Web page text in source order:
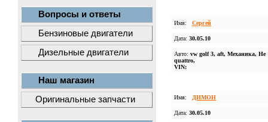
Вопросы и ответы
Бензиновые двигатели
Дизельные двигатели
Наш магазин
Оригинальные запчасти
Имя: Сергей
Дата: 30.05.10
Авто: vw golf 3, aft, Механика, Не
quattro,
VIN:
Имя: ДИМОН
Дата: 30.05.10